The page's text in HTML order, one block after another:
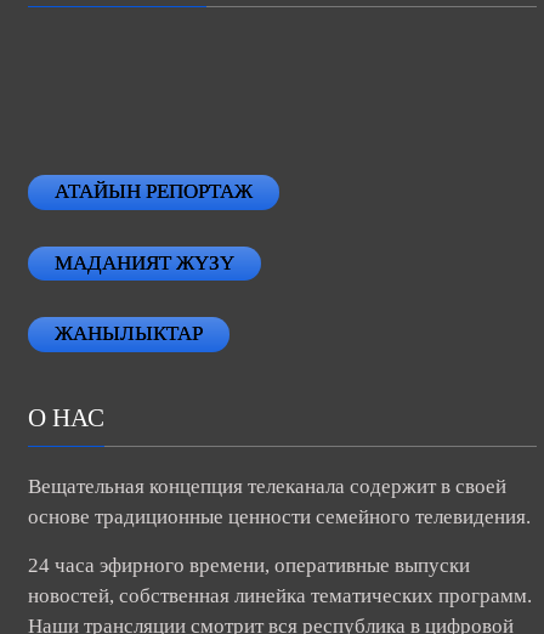
АТАЙЫН РЕПОРТАЖ
МАДАНИЯТ ЖҮЗҮ
ЖАНЫЛЫКТАР
О НАС
Вещательная концепция телеканала содержит в своей
основе традиционные ценности семейного телевидения.
24 часа эфирного времени, оперативные выпуски
новостей, собственная линейка тематических программ.
Наши трансляции смотрит вся республика в цифровой